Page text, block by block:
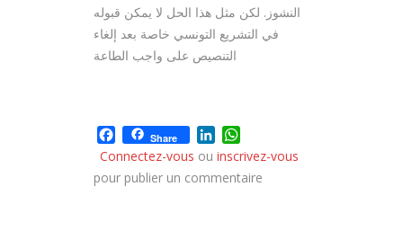
النشوز. لكن مثل هذا الحل لا يمكن قبوله
في التشريع التونسي خاصة بعد إلغاء
التنصيص على واجب الطاعة
Facebook
Share LinkedIn
Connectez-vous ou inscrivez-vous
pour publier un commentaire